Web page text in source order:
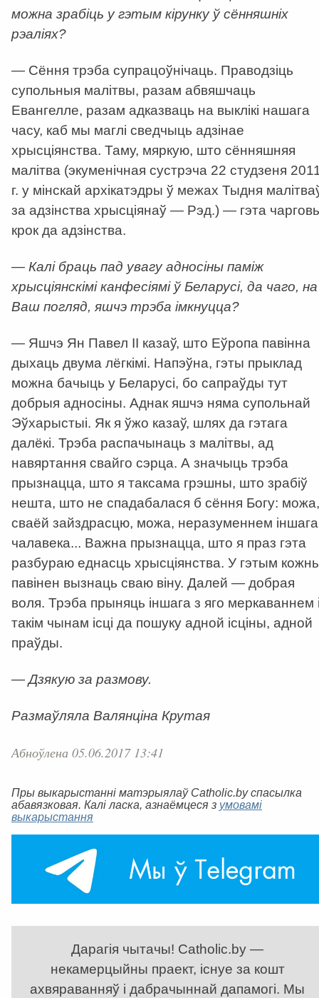
можна зрабіць у гэтым кірунку ў сённяшніх
рэаліях?
— Сёння трэба супрацоўнічаць. Праводзіць
супольныя малітвы, разам абвяшчаць
Евангелле, разам адказваць на выклікі нашага
часу, каб мы маглі сведчыць адзінае
хрысціянства. Таму, мяркую, што сённяшняя
малітва (экуменічная сустрэча 22 студзеня
г. у мінскай архікатэдры ў межах Тыдня
за адзінства хрысціянаў — Рэд.) — гэта
крок да адзінства.
— Калі браць пад увагу адносіны паміж
хрысціянскімі канфесіямі ў Беларусі, да чаго, на
Ваш погляд, яшчэ трэба імкнуцца?
— Яшчэ Ян Павел ІІ казаў, што Еўропа павінна
дыхаць двума лёгкімі. Напэўна, гэты прыклад
можна бачыць у Беларусі, бо сапраўды тут
добрыя адносіны. Аднак яшчэ няма супольнай
Эўхарыстыі. Як я ўжо казаў, шлях да гэтага
далёкі. Трэба распачынаць з малітвы, ад
навяртання свайго сэрца. А значыць трэба
прызнацца, што я таксама грэшны, што зрабіў
нешта, што не спадабалася б сёння Богу: можа,
сваёй зайздрасцю, можа, неразуменнем іншага
чалавека... Важна прызнацца, што я праз гэта
разбураю еднасць хрысціянства. У гэтым
павінен вызнаць сваю віну. Далей — добрая
воля. Трэба прыняць іншага з яго меркаваннем
такім чынам ісці да пошуку адной ісціны, адной
праўды.
— Дзякую за размову.
Размаўляла Валянціна Крутая
Абноўлена 05.06.2017 13:41
Пры выкарыстанні матэрыялаў Catholic.by спасылка
абавязковая. Калі ласка, азнаёмцеся з умовамі
выкарыстання
Дарагія чытачы! Catholic.by —
некамерцыйны праект, існуе за кошт
ахвяраванняў і дабрачыннай дапамогі. Мы